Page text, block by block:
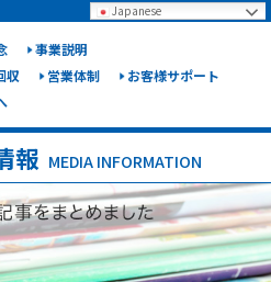
事業説明
収
営業体制
お客様サポート
Japanese
報 MEDIA INFORMATION
We take your privacy very seriously.
details and any questions.YesNo